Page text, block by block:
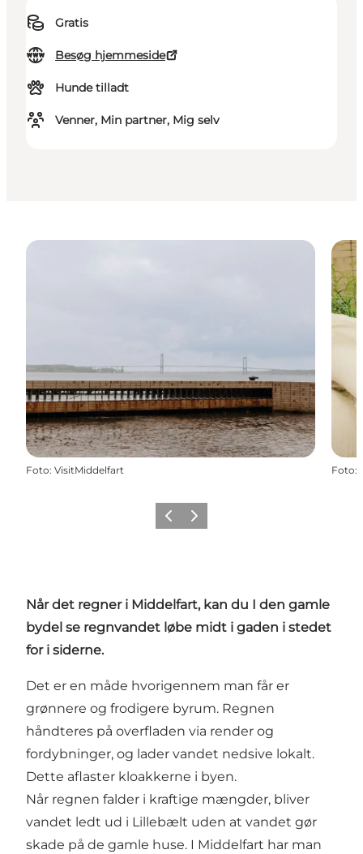
Gratis
Besøg hjemmeside
Hunde tilladt
Venner, Min partner, Mig selv
Foto: VisitMiddelfart Foto:
ForrigeNæste
Når det regner i Middelfart, kan du I den gamle
bydel se regnvandet løbe midt i gaden i stedet
for i siderne.
Det er en måde hvorigennem man får er
grønnere og frodigere byrum. Regnen
håndteres på overfladen via render og
fordybninger, og lader vandet nedsive lokalt.
Dette aflaster kloakkerne i byen.
Når regnen falder i kraftige mængder, bliver
vandet ledt ud i Lillebælt uden at vandet gør
skade på de gamle huse. I Middelfart har man